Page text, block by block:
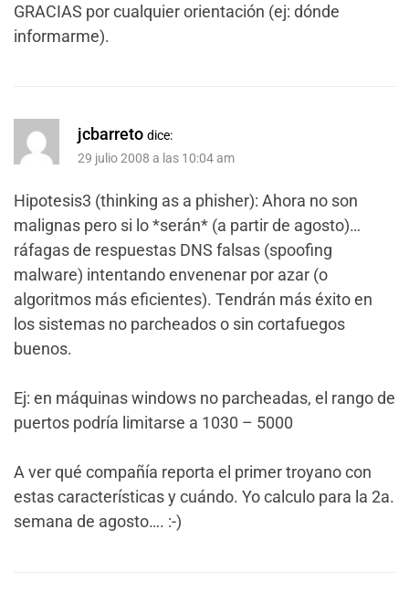
GRACIAS por cualquier orientación (ej: dónde
informarme).
jcbarreto dice:
29 julio 2008 a las 10:04 am
Hipotesis3 (thinking as a phisher): Ahora no son
malignas pero si lo *serán* (a partir de agosto)…
ráfagas de respuestas DNS falsas (spoofing
malware) intentando envenenar por azar (o
algoritmos más eficientes). Tendrán más éxito en
los sistemas no parcheados o sin cortafuegos
buenos.
Ej: en máquinas windows no parcheadas, el rango de
puertos podría limitarse a 1030 – 5000
A ver qué compañía reporta el primer troyano con
estas características y cuándo. Yo calculo para la 2a.
semana de agosto…. :-)